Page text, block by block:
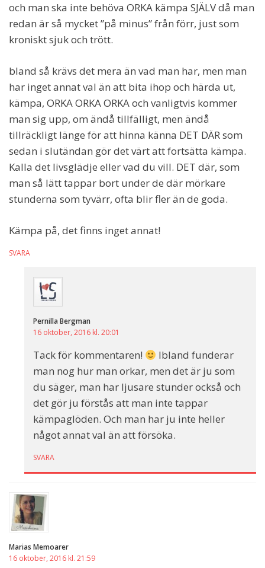
och man ska inte behöva ORKA kämpa SJÄLV då man
redan är så mycket ”på minus” från förr, just som
kroniskt sjuk och trött.
bland så krävs det mera än vad man har, men man
har inget annat val än att bita ihop och härda ut,
kämpa, ORKA ORKA ORKA och vanligtvis kommer
man sig upp, om ändå tillfälligt, men ändå
tillräckligt länge för att hinna känna DET DÄR som
sedan i slutändan gör det värt att fortsätta kämpa.
Kalla det livsglädje eller vad du vill. DET där, som
man så lätt tappar bort under de där mörkare
stunderna som tyvärr, ofta blir fler än de goda.
Kämpa på, det finns inget annat!
SVARA
Pernilla Bergman
16 oktober, 2016 kl. 20:01
Tack för kommentaren!
Ibland funderar
man nog hur man orkar, men det är ju som
du säger, man har ljusare stunder också och
det gör ju förstås att man inte tappar
kämpaglöden. Och man har ju inte heller
något annat val än att försöka.
SVARA
Marias Memoarer
16 oktober, 2016 kl. 21:59